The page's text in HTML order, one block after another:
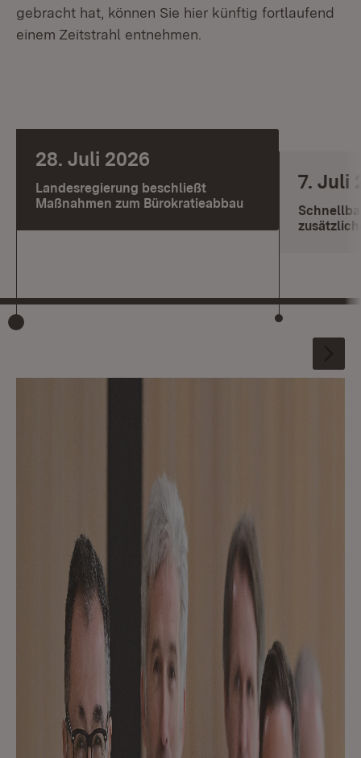
gebracht hat, können Sie hier künftig fortlaufend
einem Zeitstrahl entnehmen.
28. Juli 2026
Landesregierung beschließt
Maßnahmen zum Bürokratieabbau
7. Juli